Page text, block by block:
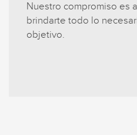
Nuestro compromiso es
brindarte todo lo
objetivo.